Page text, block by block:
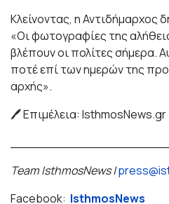
Κλείνοντας, η Αντιδήμαρχος
«Οι φωτογραφίες της
βλέπουν οι πολίτες σήμερα.
ποτέ επί των ημερών της
αρχής».
🖊 Επιμέλεια: IsthmosNews.gr
Team IsthmosNews |
Facebook: IsthmosNews